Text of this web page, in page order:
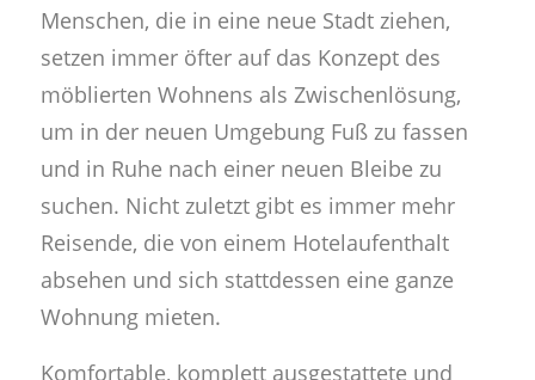
Menschen, die in eine neue Stadt ziehen,
setzen immer öfter auf das Konzept des
möblierten Wohnens als Zwischenlösung,
um in der neuen Umgebung Fuß zu fassen
und in Ruhe nach einer neuen Bleibe zu
suchen. Nicht zuletzt gibt es immer mehr
Reisende, die von einem Hotelaufenthalt
absehen und sich stattdessen eine ganze
Wohnung mieten.
Komfortable, komplett ausgestattete und